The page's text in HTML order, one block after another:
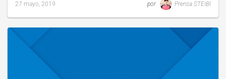
2019
27 mayo, 2019 por Prensa STEIBI